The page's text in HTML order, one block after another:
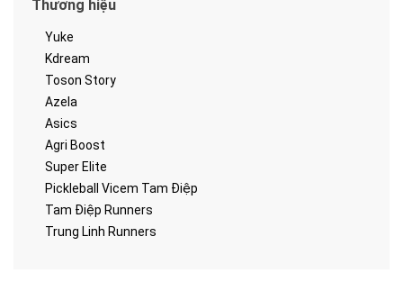
Thương hiệu
Yuke
Kdream
Toson Story
Azela
Asics
Agri Boost
Super Elite
Pickleball Vicem Tam Điệp
Tam Điệp Runners
Trung Linh Runners